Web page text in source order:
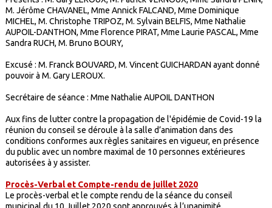
M. Jérôme CHAVANEL, Mme Annick FALCAND, Mme Dominique
MICHEL, M. Christophe TRIPOZ, M. Sylvain BELFIS, Mme Nathalie
AUPOIL-DANTHON, Mme Florence PIRAT, Mme Laurie PASCAL, Mme
Sandra RUCH, M. Bruno BOURY,
Excusé : M. Franck BOUVARD, M. Vincent GUICHARDAN ayant donné
pouvoir à M. Gary LEROUX.
Secrétaire de séance : Mme Nathalie AUPOIL DANTHON
Aux fins de lutter contre la propagation de l'épidémie de Covid-19 la
réunion du conseil se déroule à la salle d’animation dans des
conditions conformes aux règles sanitaires en vigueur, en présence
du public avec un nombre maximal de 10 personnes extérieures
autorisées à y assister.
Procès-Verbal et Compte-rendu de juillet 2020
Le procès-verbal et le compte rendu de la séance du conseil